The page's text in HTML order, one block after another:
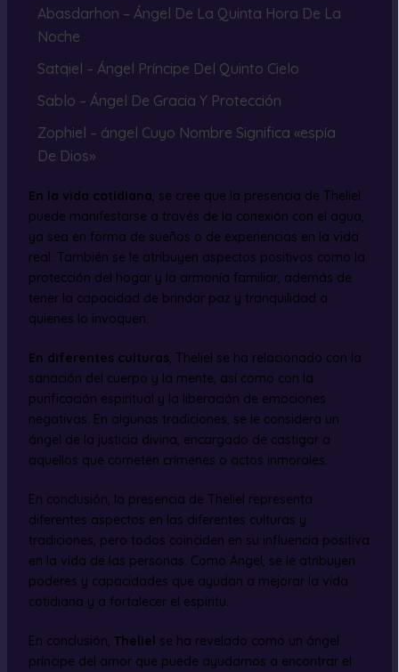
Abasdarhon – Ángel De La Quinta Hora De La
Noche
Satqiel – Ángel Príncipe Del Quinto Cielo
Sablo – Ángel De Gracia Y Protección
Zophiel – ángel Cuyo Nombre Significa «espía
De Dios»
En la vida cotidiana, se cree que la presencia de Theliel
puede manifestarse a través de la conexión con el agua,
ya sea en forma de sueños o de experiencias en la vida
real. También se le atribuyen aspectos positivos como la
protección del hogar y la armonía familiar, además de
tener la capacidad de brindar paz y tranquilidad a
quienes lo invoquen.
En diferentes culturas, Theliel se ha relacionado con la
sanación del cuerpo y la mente, así como con la
purificación espiritual y la liberación de emociones
negativas. En algunas tradiciones, se le considera un
ángel de la justicia divina, encargado de castigar a
aquellos que cometen crímenes o actos inmorales.
En conclusión, la presencia de Theliel representa
diferentes aspectos en las diferentes culturas y
tradiciones, pero todos coinciden en su influencia positiva
en la vida de las personas. Como Ángel, se le atribuyen
poderes y capacidades que ayudan a mejorar la vida
cotidiana y a fortalecer el espíritu.
En conclusión, Theliel se ha revelado como un ángel
príncipe del amor que puede ayudarnos a encontrar el